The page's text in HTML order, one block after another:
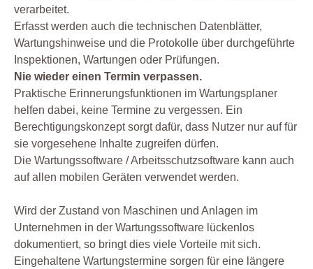
verarbeitet.
Erfasst werden auch die technischen Datenblätter,
Wartungshinweise und die Protokolle über durchgeführte
Inspektionen, Wartungen oder Prüfungen.
Nie wieder einen Termin verpassen.
Praktische Erinnerungsfunktionen im Wartungsplaner
helfen dabei, keine Termine zu vergessen. Ein
Berechtigungskonzept sorgt dafür, dass Nutzer nur auf für
sie vorgesehene Inhalte zugreifen dürfen.
Die Wartungssoftware / Arbeitsschutzsoftware kann auch
auf allen mobilen Geräten verwendet werden.
Wird der Zustand von Maschinen und Anlagen im
Unternehmen in der Wartungssoftware lückenlos
dokumentiert, so bringt dies viele Vorteile mit sich.
Eingehaltene Wartungstermine sorgen für eine längere